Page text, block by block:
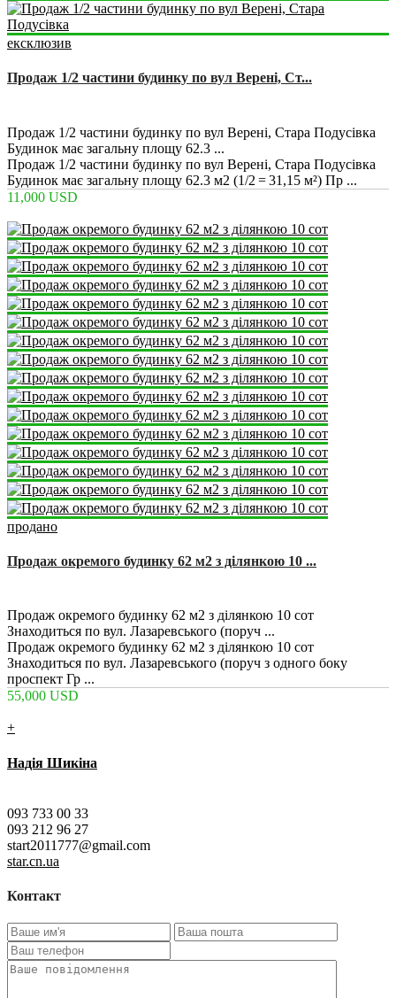
ексклюзив
Продаж 1/2 частини будинку по вул Верені, Ст...
Продаж 1/2 частини будинку по вул Верені, Стара Подусівка
Будинок має загальну площу 62.3 ...
Продаж 1/2 частини будинку по вул Верені, Стара Подусівка
Будинок має загальну площу 62.3 м2 (1/2‎ = 31,15 м²) Пр ...
11,000 USD
продано
Продаж окремого будинку 62 м2 з ділянкою 10 ...
Продаж окремого будинку 62 м2 з ділянкою 10 сот
Знаходиться по вул. Лазаревського (поруч ...
Продаж окремого будинку 62 м2 з ділянкою 10 сот
Знаходиться по вул. Лазаревського (поруч з одного боку
проспект Гр ...
55,000 USD
+
Надія Шикіна
093 733 00 33
093 212 96 27
start2011777@gmail.com
star.cn.ua
Контакт